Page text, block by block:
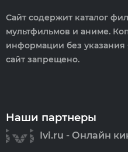
Сайт содержит каталог
мультфильмов и аниме.
информации без
сайт запрещено.
Наши партнеры
Ivi.ru - Онлайн